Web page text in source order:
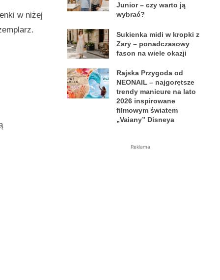
w niżej
Junior – czy warto ją
wybrać?
Sukienka midi w kropki z
Zary – ponadczasowy
fason na wiele okazji
Rajska Przygoda od
NEONAIL – najgorętsze
trendy manicure na lato
2026 inspirowane
filmowym światem
„Vaiany” Disneya
Reklama